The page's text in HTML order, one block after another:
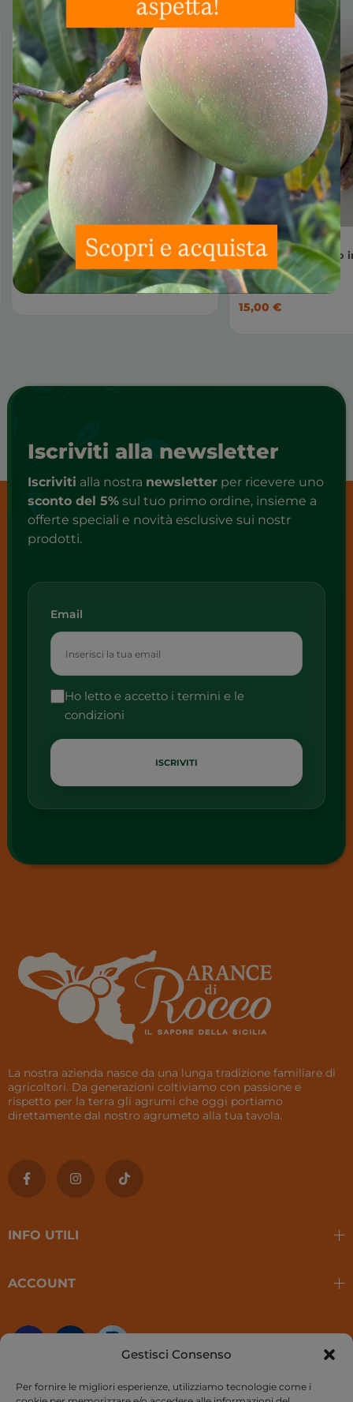
Gestisci Consenso
Per fornire le migliori esperienze, utilizziamo tecnologie come i
Granella di pistacchio 100g
6,00€
Pistacchio siciliano
500g
15,00 €
Iscriviti alla newsletter
Iscriviti alla nostra newsletter per ricevere uno
sconto del 5% sul tuo primo ordine, insieme a
offerte speciali e novità esclusive sui nostr
prodotti.
Email
Ho letto e accetto i termini e le
condizioni
La nostra azienda nasce da una lunga tradizione familiare di
agricoltori. Da generazioni coltiviamo con passione e
rispetto per la terra gli agrumi che oggi portiamo
direttamente dal nostro agrumeto alla tua tavola.
INFO UTILI
ACCOUNT